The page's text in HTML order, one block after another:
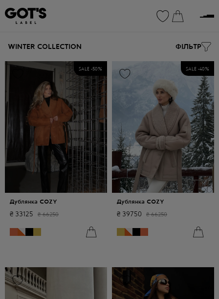
WINTER COLLECTION ФІЛЬТР
Дублянка COZY
₴ 33125 ₴ 66250
SALE -50 %
Дублянка COZY
₴ 39750 ₴ 66250
SALE -40 %